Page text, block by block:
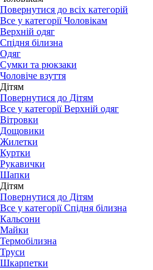
Повернутися до всіх категорій
Все у категорії Чоловікам
Верхній одяг
Спідня білизна
Одяг
Сумки та рюкзаки
Чоловіче взуття
Дітям
Повернутися до Дітям
Все у категорії Верхній одяг
Вітровки
Дощовики
Жилетки
Куртки
Рукавички
Шапки
Дітям
Повернутися до Дітям
Все у категорії Спідня білизна
Кальсони
Майки
Термобілизна
Труси
Шкарпетки